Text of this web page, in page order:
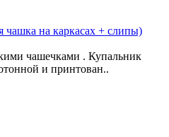
чашка на каркасах + слипы)
чашечками . Купальник
и принтован..